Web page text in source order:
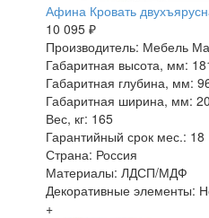
Афина Кровать
10 095 ₽
Производитель: Мебель
Габаритная высота, мм:
Габаритная глубина, мм:
Габаритная ширина, мм:
Вес, кг: 165
Гарантийный срок мес.: 18
Страна: Россия
Материалы: ЛДСП/МДФ
Декоративные элементы:
+